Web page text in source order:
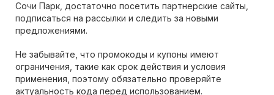
Сочи Парк, достаточно посетить партнерские сайты,
подписаться на рассылки и следить за новыми
предложениями.
Не забывайте, что промокоды и купоны имеют
ограничения, такие как срок действия и условия
применения, поэтому обязательно проверяйте
актуальность кода перед использованием.